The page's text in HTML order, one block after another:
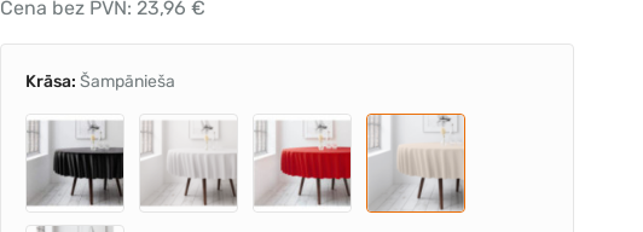
Cena bez PVN: 23,96 €
Krāsa: Šampānieša